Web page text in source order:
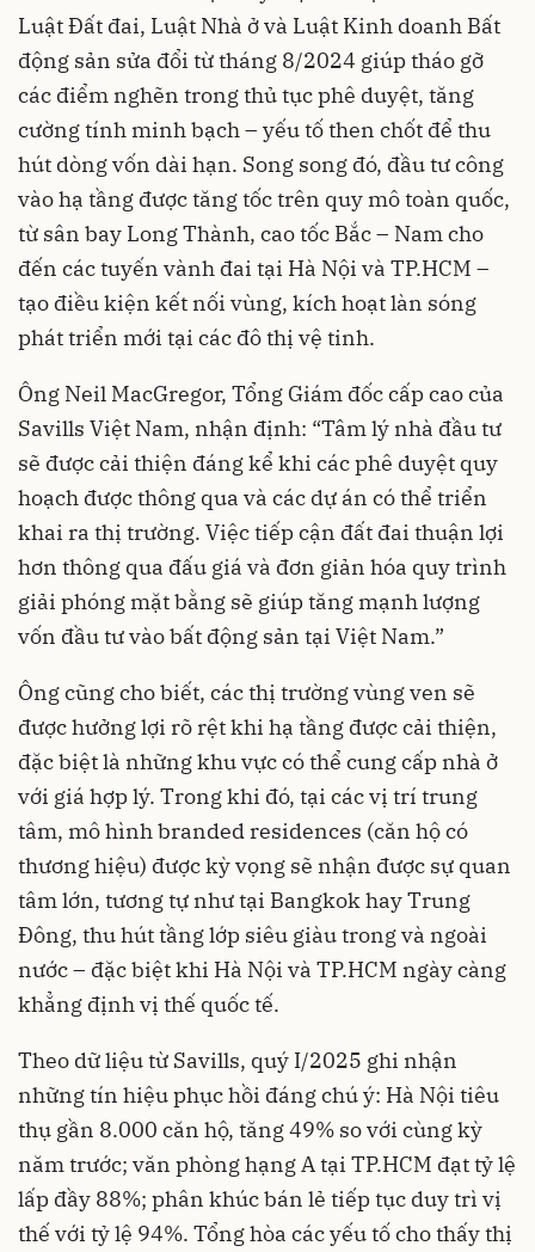
Luật Đất đai, Luật Nhà ở và Luật Kinh doanh Bất
động sản sửa đổi từ tháng 8/2024 giúp tháo gỡ
các điểm nghẽn trong thủ tục phê duyệt, tăng
cường tính minh bạch – yếu tố then chốt để thu
hút dòng vốn dài hạn. Song song đó, đầu tư công
vào hạ tầng được tăng tốc trên quy mô toàn quốc,
từ sân bay Long Thành, cao tốc Bắc – Nam cho
đến các tuyến vành đai tại Hà Nội và TP.HCM –
tạo điều kiện kết nối vùng, kích hoạt làn sóng
phát triển mới tại các đô thị vệ tinh.
Ông Neil MacGregor, Tổng Giám đốc cấp cao của
Savills Việt Nam, nhận định: “Tâm lý nhà đầu tư
sẽ được cải thiện đáng kể khi các phê duyệt quy
hoạch được thông qua và các dự án có thể triển
khai ra thị trường. Việc tiếp cận đất đai thuận lợi
hơn thông qua đấu giá và đơn giản hóa quy trình
giải phóng mặt bằng sẽ giúp tăng mạnh lượng
vốn đầu tư vào bất động sản tại Việt Nam.”
Ông cũng cho biết, các thị trường vùng ven sẽ
được hưởng lợi rõ rệt khi hạ tầng được cải thiện,
đặc biệt là những khu vực có thể cung cấp nhà ở
với giá hợp lý. Trong khi đó, tại các vị trí trung
tâm, mô hình branded residences (căn hộ có
thương hiệu) được kỳ vọng sẽ nhận được sự quan
tâm lớn, tương tự như tại Bangkok hay Trung
Đông, thu hút tầng lớp siêu giàu trong và ngoài
nước – đặc biệt khi Hà Nội và TP.HCM ngày càng
khẳng định vị thế quốc tế.
Theo dữ liệu từ Savills, quý I/2025 ghi nhận
những tín hiệu phục hồi đáng chú ý: Hà Nội tiêu
thụ gần 8.000 căn hộ, tăng 49% so với cùng kỳ
năm trước; văn phòng hạng A tại TP.HCM đạt tỷ lệ
lấp đầy 88%; phân khúc bán lẻ tiếp tục duy trì vị
thế với tỷ lệ 94%. Tổng hòa các yếu tố cho thấy thị